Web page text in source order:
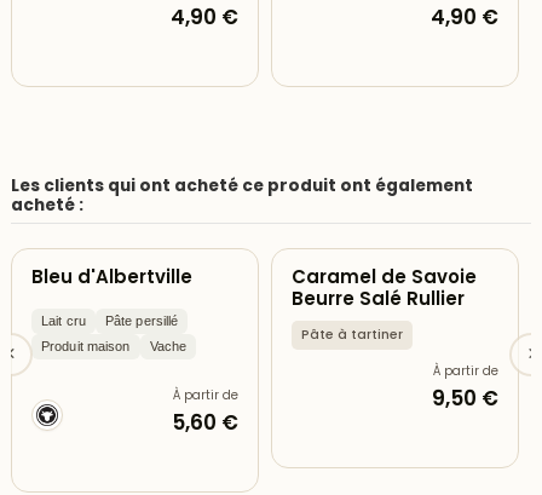
4,90 € 4,90 €
Les clients qui ont acheté ce produit ont également
acheté :
Bleu d'Albertville
Lait cru
Pâte persillé
Produit maison
Vache
À partir de
5,60 €
Caramel de Savoie
Beurre Salé Rullier
Pâte à tartiner
À partir de
9,50 €